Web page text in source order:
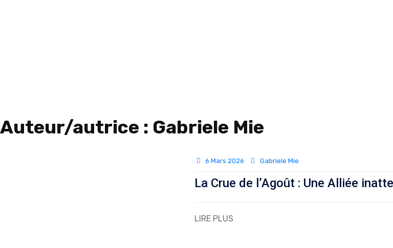
Auteur/autrice : Gabriele Mie
6 Mars 2026 Gabriele Mie
La Crue de l’Agoût : Une Alliée
LIRE PLUS